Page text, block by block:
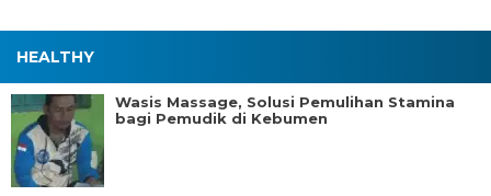
HEALTHY
Wasis Massage, Solusi Pemulihan Stamina
bagi Pemudik di Kebumen